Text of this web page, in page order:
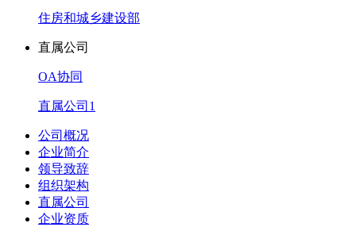
住房和城乡建设部
直属公司
OA协同
直属公司1
公司概况
企业简介
领导致辞
组织架构
直属公司
企业资质